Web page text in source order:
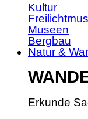
Kultur
Museen
Bergbau
Natur &
Erkunde